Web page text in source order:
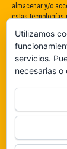
almacenar y/o
estas tecnologías
consentimiento
funciones.
Utilizamos
servicios.
necesarias